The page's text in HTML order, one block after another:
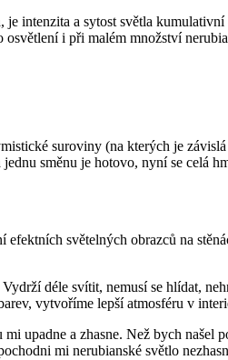
intenzita a sytost světla
i při malém množství
suroviny (na kterých je
směnu je hotovo, nyní se celá
světelných obrazců na
déle svítit, nemusí se hlídat,
vytvoříme lepší atmosféru v
upadne a zhasne. Než bych
mi nerubianské světlo